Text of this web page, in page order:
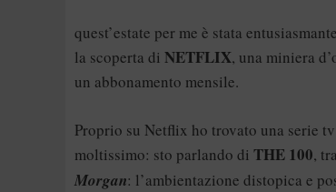
quest’estate per me è stata
la scoperta di NETFLIX, una miniera
un abbonamento mensile.
Proprio su Netflix ho trovato una serie
moltissimo: sto parlando di THE 100,
Morgan: l’ambientazione distopica e